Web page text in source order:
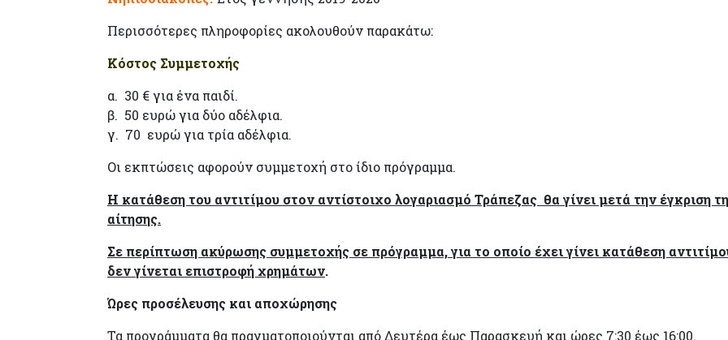
Περισσότερες πληροφορίες ακολουθούν παρακάτω:
Κόστος Συμμετοχής
α. 30 € για ένα παιδί.
β. 50 ευρώ για δύο αδέλφια.
γ. 70 ευρώ για τρία αδέλφια.
Οι εκπτώσεις αφορούν συμμετοχή στο ίδιο πρόγραμμα.
Η κατάθεση του αντιτίμου στον αντίστοιχο λογαριασμό Τράπεζας θα γίνει μετά την έγκριση
αίτησης.
Σε περίπτωση ακύρωσης συμμετοχής σε πρόγραμμα, για το οποίο έχει γίνει κατάθεση
δεν γίνεται επιστροφή χρημάτων.
Ώρες προσέλευσης και αποχώρησης
Τα προγράμματα θα πραγματοποιούνται από Δευτέρα έως Παρασκευή και ώρες 7:30 έως 16:00.